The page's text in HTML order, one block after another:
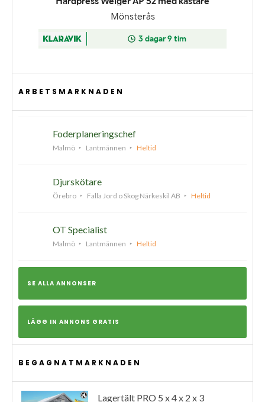
ARBETSMARKNADEN
Foderplaneringschef
Malmö Lantmännen Heltid
Djurskötare
Örebro Falla Jord o Skog Närkeskil AB Heltid
OT Specialist
Malmö Lantmännen Heltid
SE ALLA ANNONSER
LÄGG IN ANNONS GRATIS
BEGAGNATMARKNADEN
Lagertält PRO 5 x 4 x 2 x 3